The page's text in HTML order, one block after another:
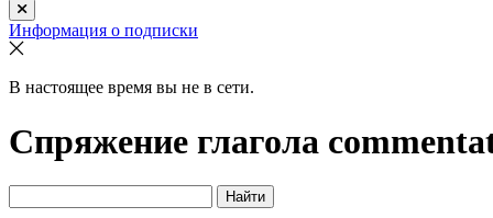
Информация о подписки
В настоящее время вы не в сети.
Спряжение глагола
Найти